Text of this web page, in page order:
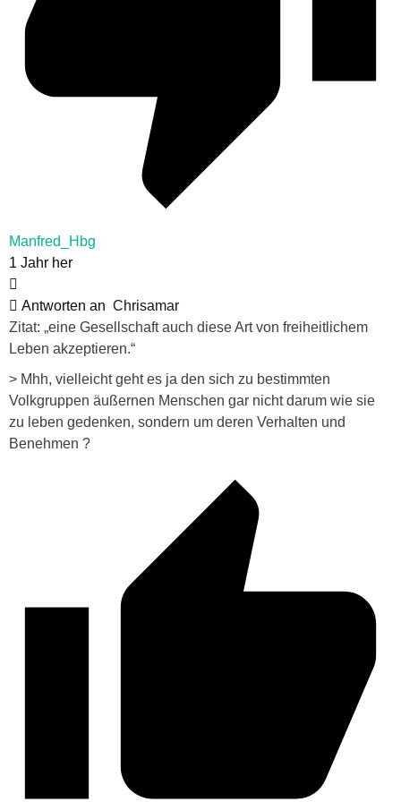
Manfred_Hbg
1 Jahr her
Antworten an Chrisamar
Zitat: „eine Gesellschaft auch diese Art von freiheitlichem
Leben akzeptieren.“
> Mhh, vielleicht geht es ja den sich zu bestimmten
Volkgruppen äußernen Menschen gar nicht darum wie sie
zu leben gedenken, sondern um deren Verhalten und
Benehmen ?